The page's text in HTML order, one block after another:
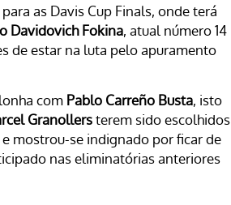
as Davis Cup Finals, onde terá
Davidovich Fokina, atual número 14
de estar na luta pelo apuramento
com Pablo Carreño Busta, isto
Granollersterem sido escolhidos
mostrou-se indignado por ficar de
nas eliminatórias anteriores